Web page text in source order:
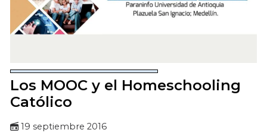
Los MOOC y el Homeschooling
Católico
19 septiembre 2016